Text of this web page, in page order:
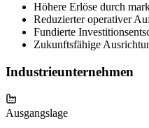
Höhere Erlöse durch
Reduzierter operativer
Fundierte
Zukunftsfähige
Industrieunternehmen
Ausgangslage